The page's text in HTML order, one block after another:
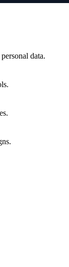
data.